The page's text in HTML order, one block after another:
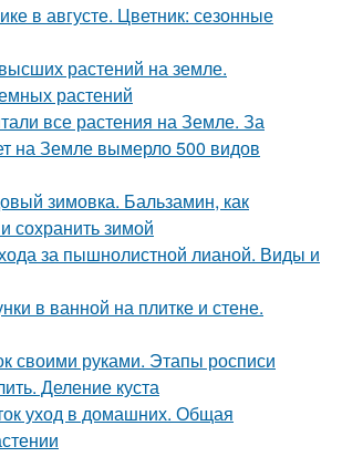
в августе. Цветник: сезонные
растений на земле.
растений
все растения на Земле. За
на Земле вымерло 500 видов
зимовка. Бальзамин, как
сохранить зимой
за пышнолистной лианой. Виды и
в ванной на плитке и стене.
своими руками. Этапы росписи
Деление куста
уход в домашних. Общая